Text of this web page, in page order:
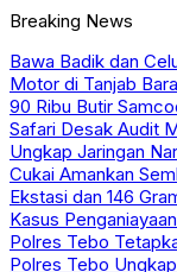
Breaking News
Bawa Badik dan
Motor di Tanjab
90 Ribu Butir
Safari Desak Audit
Ungkap Jaringan
Cukai Amankan
Ekstasi dan 146
Kasus
Polres Tebo
Polres Tebo